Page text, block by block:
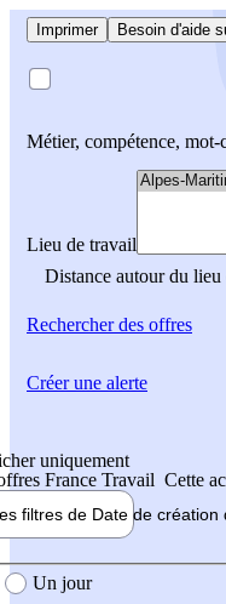
Imprimer Besoin d'aide
Métier, compétence,
Lieu de travail
Distance autour du lieu
Rechercherdes offres
uniquement
France Travail Cette
filtres de Date de création
création de l'offre
Un jour
Créer une alerte